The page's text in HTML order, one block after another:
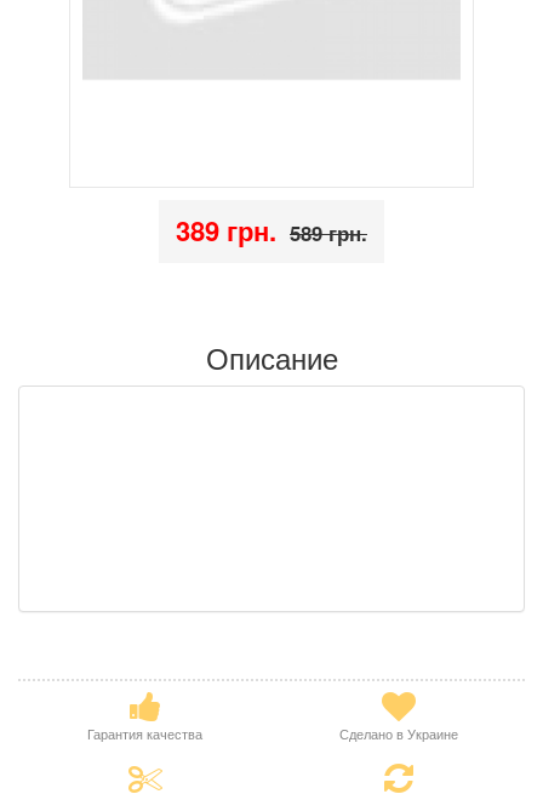
389 грн. 589 грн.
Описание
Гарантия качества Сделано в Украине